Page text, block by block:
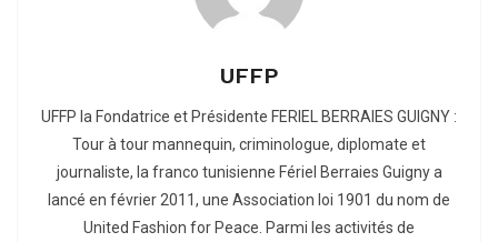
UFFP
UFFP la Fondatrice et Présidente FERIEL BERRAIES GUIGNY :
Tour à tour mannequin, criminologue, diplomate et
journaliste, la franco tunisienne Fériel Berraies Guigny a
lancé en février 2011, une Association loi 1901 du nom de
United Fashion for Peace. Parmi les activités de